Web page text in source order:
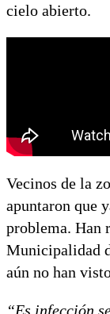
cielo abierto.
Vecinos de la
apuntaron que
problema. Han
Municipalidad
aún no han
“Es infección